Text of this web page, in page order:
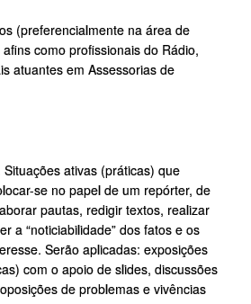
(preferencialmente na área de
como profissionais do Rádio,
atuantes em Assessorias de
ativas (práticas) que
se no papel de um repórter, de
pautas, redigir textos, realizar
a “noticiabilidade” dos fatos e os
Serão aplicadas: exposições
com o apoio de slides, discussões
de problemas e vivências